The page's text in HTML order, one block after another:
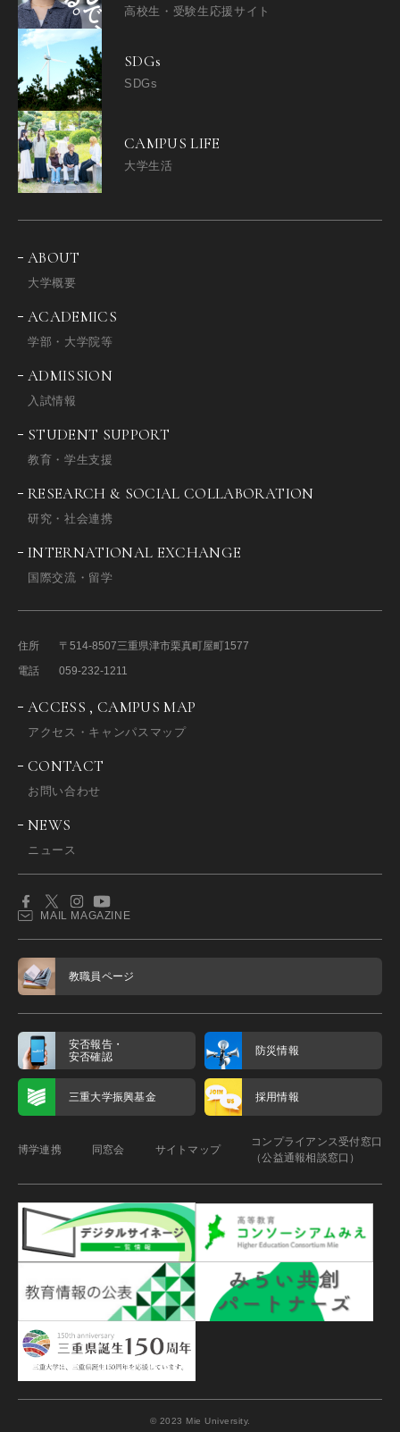
高校生・受験生応援サイト
SDGs
SDGs
CAMPUS LIFE
大学生活
ABOUT
大学概要
ACADEMICS
学部・大学院等
ADMISSION
入試情報
STUDENT SUPPORT
教育・学生支援
RESEARCH & SOCIAL COLLABORATION
研究・社会連携
INTERNATIONAL EXCHANGE
国際交流・留学
住所 〒514-8507三重県津市栗真町屋町1577
電話
059-232-1211
ACCESS , CAMPUS MAP
アクセス・キャンパスマップ
CONTACT
お問い合わせ
NEWS
ニュース
MAIL MAGAZINE
教職員ページ
安否報告・
安否確認
防災情報
三重大学振興基金 採用情報
博学連携 同窓会 サイトマップ
コンプライアンス受付窓口
（公益通報相談窓口）
© 2023 Mie University.